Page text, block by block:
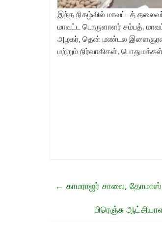
இந்த நிகழ்வில் மாவட்டத்
மாவட்ட பொருளாளர் சம்பத்,
அழகர், தென் மண்டல
மற்றும் நிர்வாகிகள்,
← காமராஜர் சாலை,
பிரெஞ்சு